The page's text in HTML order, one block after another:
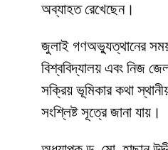
অব্যাহত রেখেছেন।
জুলাই গণঅভ্যুত্থানের সময়
বিশ্ববিদ্যালয় এবং নিজ
সক্রিয় ভূমিকার কথা
সংশ্লিষ্ট সূত্রে জানা যায়।